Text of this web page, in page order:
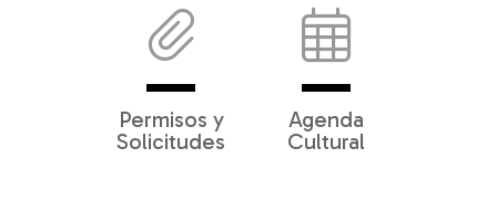
Permisos y
Solicitudes
Agenda
Cultural